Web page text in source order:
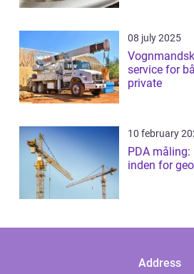
08 july 2025
service for
private
10 february
PDA måling:
inden for
Address